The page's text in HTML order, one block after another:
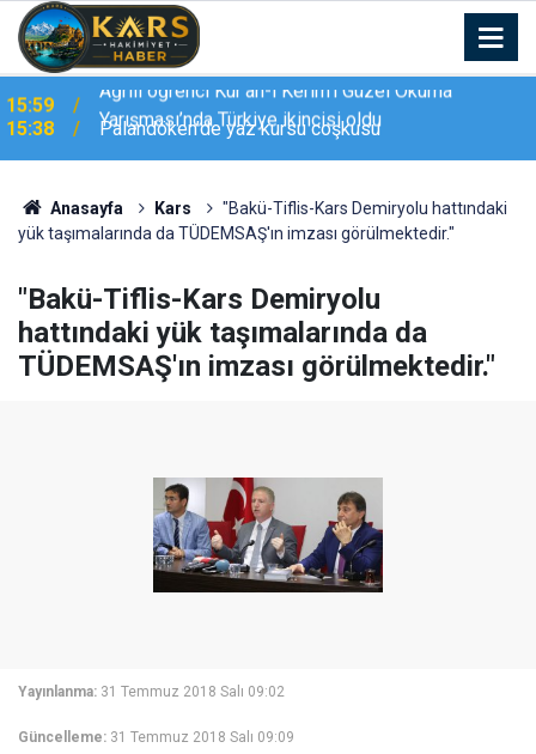
15:38 Palandöken’de yaz kursu coşkusu
Anasayfa Kars
"Bakü-Tiflis-Kars Demiryolu hattındaki
yük taşımalarında da TÜDEMSAŞ'ın imzası görülmektedir."
"Bakü-Tiflis-Kars Demiryolu
hattındaki yük taşımalarında da
TÜDEMSAŞ'ın imzası görülmektedir."
Yayınlanma: 31 Temmuz 2018 Salı 09:02
Güncelleme: 31 Temmuz 2018 Salı 09:09